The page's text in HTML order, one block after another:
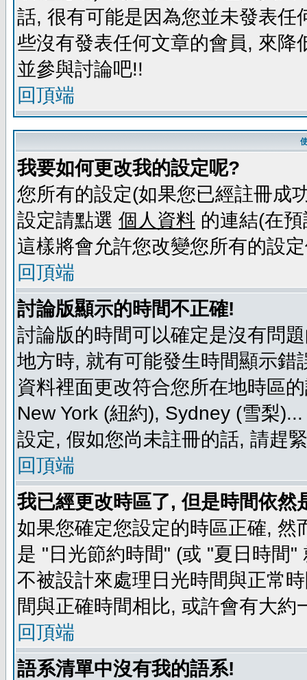
話, 很有可能是因為您並未發表
些沒有發表任何文章的會員, 來
並參與討論吧!!
回頂端
我要如何更改我的設定呢?
您所有的設定(如果您已經註冊成
設定請點選 個人資料 的連結(在
這樣將會允許您改變您所有的設
回頂端
討論版顯示的時間不正確!
討論版的時間可以確定是沒有問
地方時, 就有可能發生時間顯示
資料裡面更改符合您所在地時區
New York (紐約), Sydney (雪梨
設定, 假如您尚未註冊的話, 請趕
回頂端
我已經更改時區了, 但是時間依然
如果您確定您設定的時區正確,
是 "日光節約時間" (或 "夏日時間
不被設計來處理日光時間與正常
間與正確時間相比, 或許會有大約
回頂端
語系清單中沒有我的語系!